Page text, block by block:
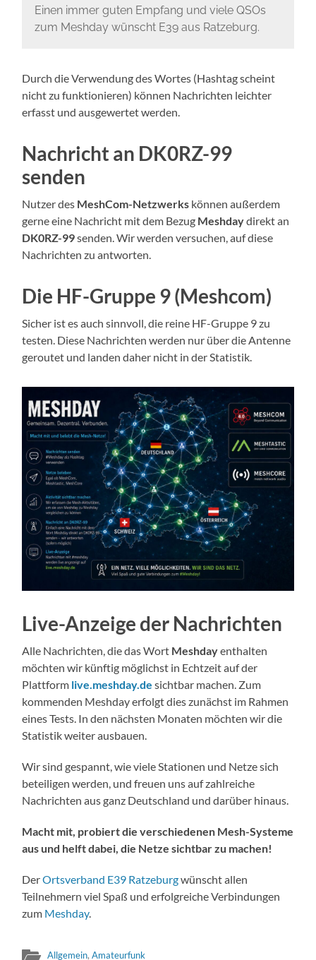
Einen immer guten Empfang und viele QSOs
zum Meshday wünscht E39 aus Ratzeburg.
Durch die Verwendung des Wortes (Hashtag scheint
nicht zu funktionieren) können Nachrichten leichter
erfasst und ausgewertet werden.
Nachricht an DK0RZ-99
senden
Nutzer des MeshCom-Netzwerks können außerdem
gerne eine Nachricht mit dem Bezug Meshdaydirekt an
DK0RZ-99senden. Wir werden versuchen, auf diese
Nachrichten zu antworten.
Die HF-Gruppe 9 (Meshcom)
Sicher ist es auch sinnvoll, die reine HF-Gruppe 9 zu
testen. Diese Nachrichten werden nur über die Antenne
geroutet und landen daher nicht in der Statistik.
Live-Anzeige der Nachrichten
Alle Nachrichten, die das Wort Meshdayenthalten
möchten wir künftig möglichst in Echtzeit auf der
Plattform live.meshday.de sichtbar machen. Zum
kommenden Meshday erfolgt dies zunächst im Rahmen
eines Tests. In den nächsten Monaten möchten wir die
Statistik weiter ausbauen.
Wir sind gespannt, wie viele Stationen und Netze sich
beteiligen werden, und freuen uns auf zahlreiche
Nachrichten aus ganz Deutschland und darüber hinaus.
Macht mit, probiert die verschiedenen Mesh-Systeme
aus und helft dabei, die Netze sichtbar zu machen!
DerOrtsverband E39 Ratzeburgwünscht allen
Teilnehmern viel Spaß und erfolgreiche Verbindungen
zum Meshday.
Allgemein,Amateurfunk